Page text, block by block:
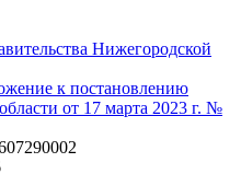
Нижегородской
к постановлению
от 17 марта 2023 г. №